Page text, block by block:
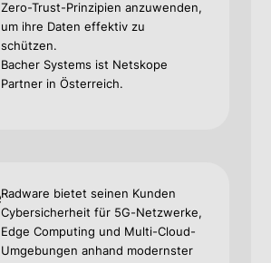
Zero-Trust-Prinzipien anzuwenden,
um ihre Daten effektiv zu
schützen.
Bacher Systems ist Netskope
Partner in Österreich.
Radware bietet seinen Kunden
Cybersicherheit für 5G-Netzwerke,
Edge Computing und Multi-Cloud-
Umgebungen anhand modernster